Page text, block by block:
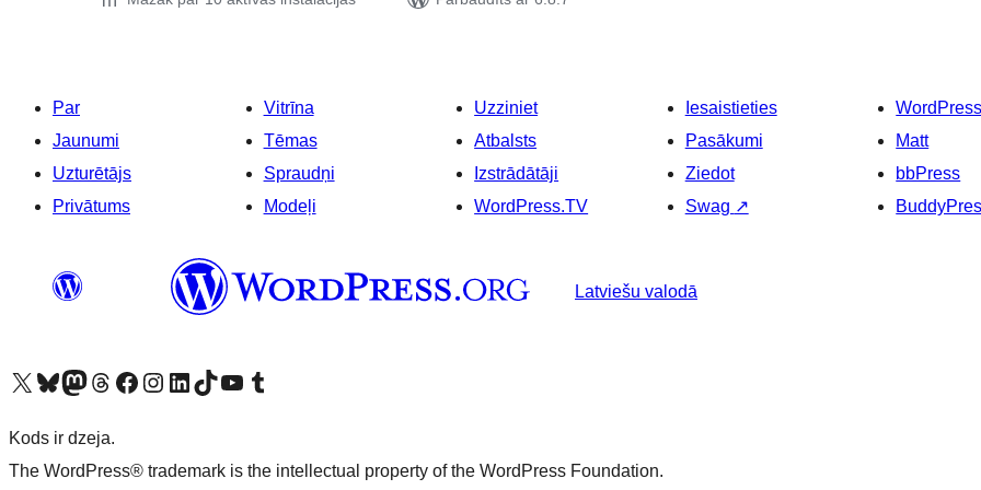
Par
Jaunumi
Uzturētājs
Privātums
Vitrīna
Tēmas
Spraudņi
Modeļi
Uzziniet
Atbalsts
Izstrādātāji
WordPress.TV
Iesaistieties
Pasākumi
Ziedot
Swag ↗
Matt
bbPress
Latviešu valodā
Apmeklējiet mūsu X (agrāk Twitter) kontu
Apmeklējiet mūsu Bluesky kontu
Apmeklējiet mūsu Mastodon kontu
Apmeklējiet mūsu Threads kontu
Apmeklējiet mūsu Facebook lapuApmeklējiet mūsu Instagram kontu
Apmeklējiet mūsu LinkedIn kontu
Apmeklējiet mūsu TikTok kontu
Apmeklējiet mūsu YouTube kanālu
Apmeklējiet mūsu Tumblr kontu
Kods ir dzeja.
The WordPress® trademark is the intellectual property of the WordPress Foundation.